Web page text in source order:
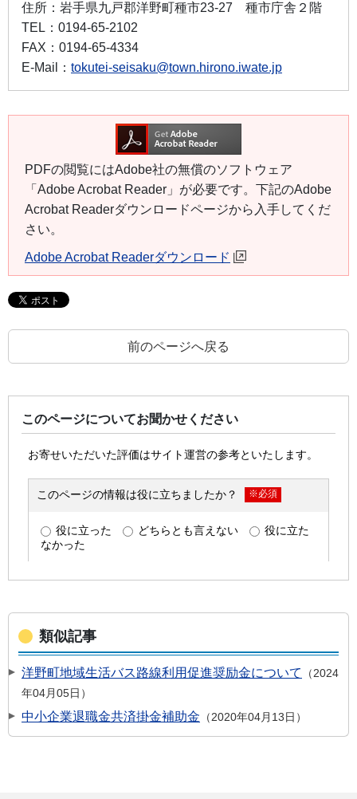
住所： 岩手県九戸郡洋野町種市23-27 種市庁舎２階
TEL： 0194-65-2102
FAX： 0194-65-4334
E-Mail： tokutei-seisaku@town.hirono.iwate.jp
PDFの閲覧にはAdobe社の無償のソフトウェア
「Adobe Acrobat Reader」が必要です。下記のAdobe
Acrobat Readerダウンロードページから入手してくだ
さい。
Adobe Acrobat Readerダウンロード
前のページへ戻る
このページについてお聞かせください
類似記事
洋野町地域生活バス路線利用促進奨励金について
2024
年04月05日
中小企業退職金共済掛金補助金 2020年04月13日